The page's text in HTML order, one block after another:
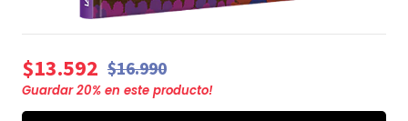
$13.592 $16.990
Guardar20% en este producto!